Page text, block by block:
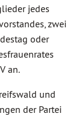
jedes
zwei
oder
an.
und
der Partei